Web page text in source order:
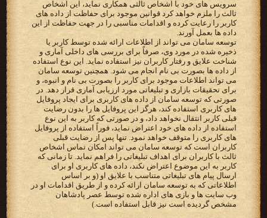
سرویس های خود با اشخاص ثالثی همکاری نماید، این اشخاص
ثالث را ملزم خواهد کرد قوانین موجود برای حفاظت از داده های
کاربر را رعایت کرده و اقدامات مناسبی را در جهت حفاظت از این
داده ها بعمل آورند.
توسعه سامان می تواند از اطلاعات ارائه شده توسط کاربر یا
ذخیره شده در مورد وی، صرفاً برای بررسی های داخلی آماری و
شناخت علایق و رفتار کاربران نیز استفاده نماید. این نوع استفاده
از داده ها بصورت بی نام انجام می شود. همچنین توسعه سامان
می تواند اطلاعات موجود برای کاربر را بصورت بی نام و انبوه، و
برای تحقیقات بازاری و تبلیغاتی مورد ارزیابی آماری قرار دهد. در
صورتی که توسعه سامان از داده های کاربری برای ایجاد پروفایل
های کاربری استفاده کند، هرگز این پروفایل ها را بدون رضایت
قبلی کاربر انتقال نخواهد داد، و در صورتی که کاربر به این نوع
استفاده از داده های خود اعتراض نماید، فوراً استفاده از پروفایل
های کاربری را متوقف خواهد نمود. تنها پس از رضایت قبلی
کاربران است که توسعه سامان می تواند امکان تماس اشخاص
ثالث با کاربران برای اهداف تبلیغاتی را فراهم نماید. تا زمانی که
کاربر به این موضوع اعتراض نکند، داده های کاربری او برای
ارسال پیام های تبلیغاتی متناسب با علایق او (و بر اساس
اطلاعاتی که به توسعه سامان ارائه کرده و از طریق اقدامات او در
وب سایت ها و بازی های اداره شده توسط عصر پادشاهان
مشخص گردیده است نیز قابل استفاده است.)